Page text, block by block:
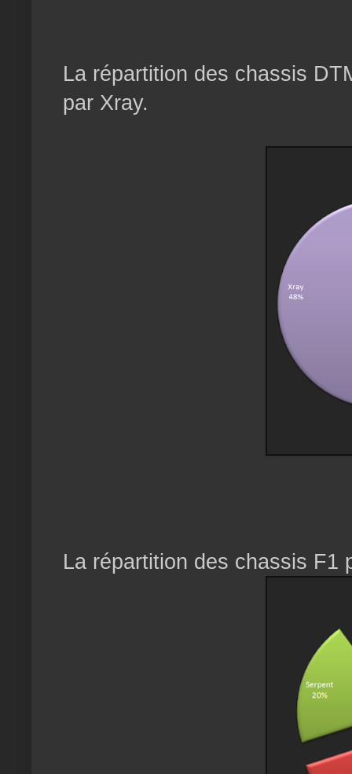
La répartition des chassis
par Xray.
La répartition des chassis F1